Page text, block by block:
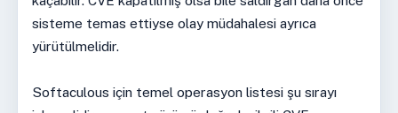
sisteme temas ettiyse olay müdahalesi ayrıca
yürütülmelidir.
Softaculous için temel operasyon listesi şu sırayı